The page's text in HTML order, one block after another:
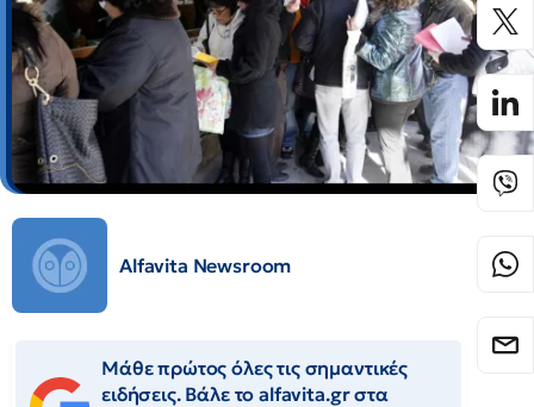
Alfavita Newsroom
Μάθε πρώτος όλες τις σημαντικές
ειδήσεις. Βάλε το alfavita.gr στα